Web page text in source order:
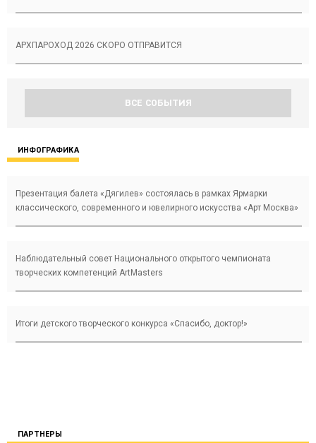
АРХПАРОХОД 2026 СКОРО ОТПРАВИТСЯ
ВСЕ СОБЫТИЯ
ИНФОГРАФИКА
Презентация балета «Дягилев» состоялась в рамках Ярмарки
классического, современного и ювелирного искусства «Арт Москва»
Наблюдательный совет Национального открытого чемпионата
творческих компетенций ArtMasters
Итоги детского творческого конкурса «Cпасибо, доктор!»
ПАРТНЕРЫ